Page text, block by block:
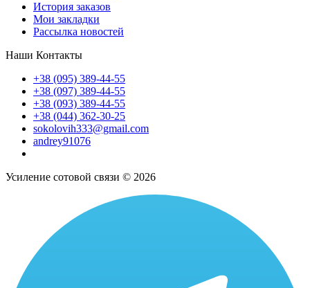
История заказов
Мои закладки
Рассылка новостей
Наши Контакты
+38 (095) 389-44-55
+38 (097) 389-44-55
+38 (093) 389-44-55
+38 (044) 362-30-25
sokolovih333@gmail.com
andrey91076
Усиление сотовой связи © 2026